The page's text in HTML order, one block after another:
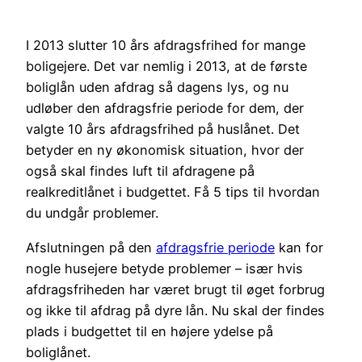
I 2013 slutter 10 års afdragsfrihed for mange
boligejere. Det var nemlig i 2013, at de første
boliglån uden afdrag så dagens lys, og nu
udløber den afdragsfrie periode for dem, der
valgte 10 års afdragsfrihed på huslånet. Det
betyder en ny økonomisk situation, hvor der
også skal findes luft til afdragene på
realkreditlånet i budgettet. Få 5 tips til hvordan
du undgår problemer.
Afslutningen på den afdragsfrie periode kan for
nogle husejere betyde problemer – især hvis
afdragsfriheden har været brugt til øget forbrug
og ikke til afdrag på dyre lån. Nu skal der findes
plads i budgettet til en højere ydelse på
boliglånet.